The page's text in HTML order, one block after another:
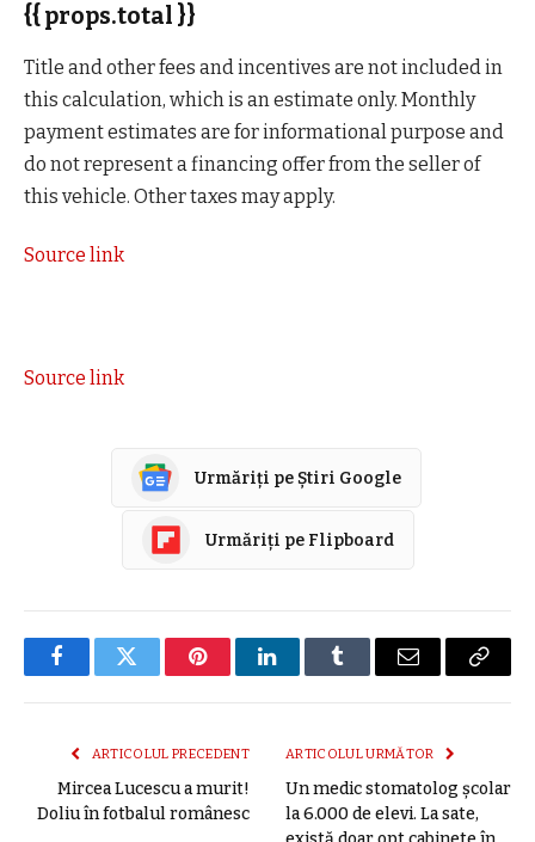
{{ props.total }}
Title and other fees and incentives are not included in
this calculation, which is an estimate only. Monthly
payment estimates are for informational purpose and
do not represent a financing offer from the seller of
this vehicle. Other taxes may apply.
Source link
Source link
Urmăriți pe Știri Google
Urmăriți pe Flipboard
FacebookTwitter PinterestLinkedInTumblr E-
ARTICOLUL PRECEDENT
Mircea Lucescu a murit!
Doliu în fotbalul românesc
ARTICOLUL URMĂTOR
Un medic stomatolog școlar
la 6.000 de elevi. La sate,